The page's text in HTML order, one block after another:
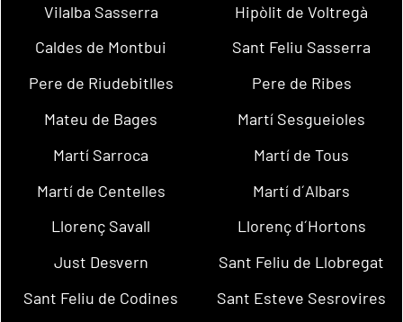
Vilalba Sasserra
Hipòlit de Voltregà
Caldes de Montbui
Sant Feliu Sasserra
Pere de Riudebitlles
Pere de Ribes
Mateu de Bages
Martí Sesgueioles
Martí Sarroca
Martí de Tous
Martí de Centelles
Martí d´Albars
Llorenç Savall
Llorenç d´Hortons
Just Desvern
Sant Feliu de Llobregat
Sant Feliu de Codines
Sant Esteve Sesrovires